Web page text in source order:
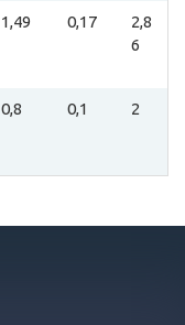
1,49 0,17
2,8
6
0,8 0,1 2